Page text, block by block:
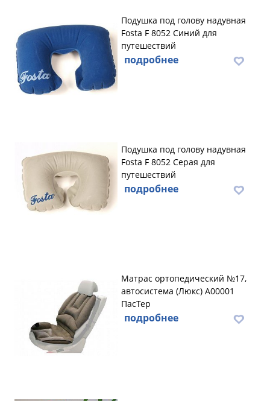
Подушка под голову надувная
Fosta F 8052 Синий для
путешествий
подробнее
Подушка под голову надувная
Fosta F 8052 Серая для
путешествий
подробнее
Матрас ортопедический №17,
автосистема (Люкс) А00001
ПасТер
подробнее